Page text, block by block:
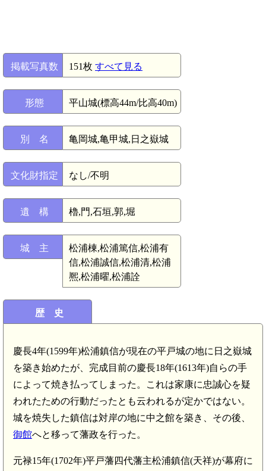
掲載写真数 151枚 すべて見る
形態 平山城(標高44m/比高40m)
別 名 亀岡城,亀甲城,日之嶽城
文化財指定 なし/不明
遺 構 櫓,門,石垣,郭,堀
城 主
松浦棟,松浦篤信,松浦有
信,松浦誠信,松浦清,松浦
熈,松浦曜,松浦詮
歴 史
慶長4年(1599年)松浦鎮信が現在の平戸城の地に日之嶽城
を築き始めたが、完成目前の慶長18年(1613年)自らの手
によって焼き払ってしまった。これは家康に忠誠心を疑
われたための行動だったとも云われるが定かではない。
城を焼失した鎮信は対岸の地に中之館を築き、その後、
御館へと移って藩政を行った。
元禄15年(1702年)平戸藩四代藩主松浦鎮信(天祥)が幕府に